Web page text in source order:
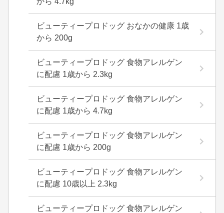
ビューティープロドッグ おなかの健康 1歳
から 200g
ビューティープロドッグ 食物アレルゲン
に配慮 1歳から 2.3kg
ビューティープロドッグ 食物アレルゲン
に配慮 1歳から 4.7kg
ビューティープロドッグ 食物アレルゲン
に配慮 1歳から 200g
ビューティープロドッグ 食物アレルゲン
に配慮 10歳以上 2.3kg
ビューティープロドッグ 食物アレルゲン